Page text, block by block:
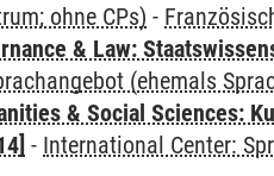
ohne CPs) -
& Law:
(ehemals
& Social Sciences:
- International Center: